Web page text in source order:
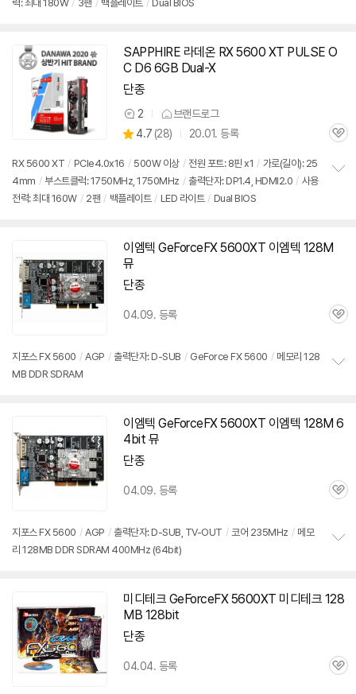
력: 최대 180W / 3팬 / 백플레이트 / Dual BIOS
SAPPHIRE 라데온 RX 5600 XT PULSE O
C D6 6GB Dual-X
단종
상
품
견
2 브랜드로그
별
점
4.7 (상
리
뷰
28) 20.01. 등록
관
RX 5600 XT / PCIe4.0x16 / 500W 이상 / 전원 포트: 8핀 x1 / 가로(길이): 25
4mm / 부스트클럭: 1750MHz, 1750MHz / 출력단자: DP1.4, HDMI2.0 / 사용
전력: 최대 160W / 2팬 / 백플레이트 / LED 라이트 / Dual BIOS
이엠텍 GeForceFX5600XT 이엠텍 128M
뮤
단종
04.09. 등록
관
지포스 FX 5600 / AGP / 출력단자: D-SUB / GeForce FX 5600 / 메모리 128
MB DDR SDRAM
치
이엠텍 GeForceFX5600XT 이엠텍 128M 6
4bit 뮤
단종
04.09. 등록
관
지포스 FX 5600 / AGP / 출력단자: D-SUB, TV-OUT / 코어 235MHz / 메모
리 128MB DDR SDRAM 400MHz (64bit)
치
미디테크 GeForceFX5600XT 미디테크 128
MB 128bit
단종
04.04. 등록
관